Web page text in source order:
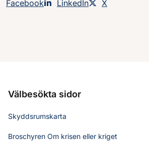
Dela sidan på
Facebook Dela sidan på
LinkedIn Dela sidan på
X
Välbesökta sidor
Skyddsrumskarta
Broschyren Om krisen eller kriget